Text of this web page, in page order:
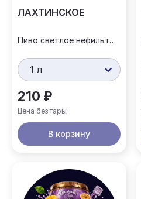
ЛАХТИНСКОЕ
Пиво светлое нефильтрованное
1 л
210 ₽
Цена без тары
В корзину